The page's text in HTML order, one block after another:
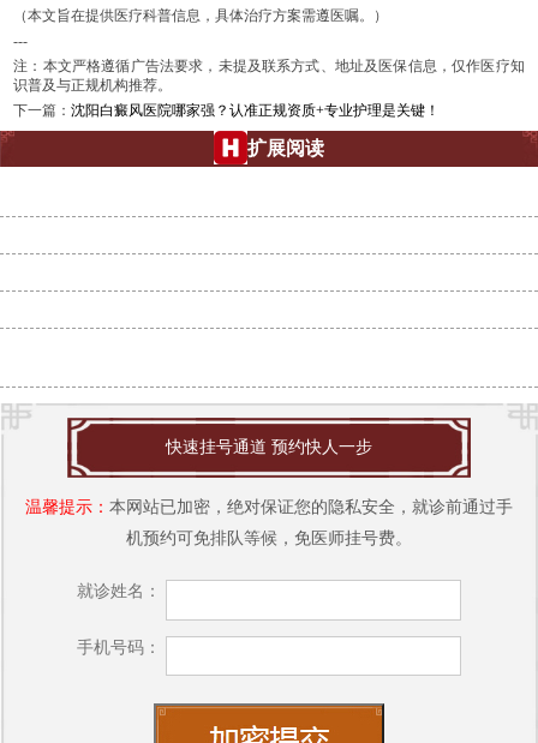
（本文旨在提供医疗科普信息，具体治疗方案需遵医嘱。）
---
注：本文严格遵循广告法要求，未提及联系方式、地址及医保信息，仅作医疗知
识普及与正规机构推荐。
下一篇：沈阳白癜风医院哪家强？认准正规资质+专业护理是关键！
扩展阅读
快速挂号通道 预约快人一步
温馨提示： 本网站已加密，绝对保证您的隐私安全，就诊前通过手
机预约可免排队等候，免医师挂号费。
就诊姓名：
手机号码：